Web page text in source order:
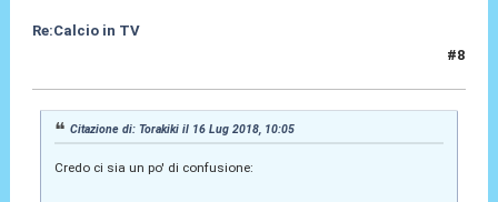
Re:Calcio in TV
#8
Citazione di: Torakiki il 16 Lug 2018, 10:05
Credo ci sia un po' di confusione: